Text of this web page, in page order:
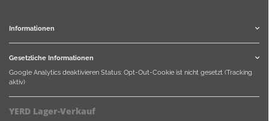
Informationen
Gesetzliche Informationen
Google Analytics deaktivieren Status: Opt-Out-Cookie ist nicht gesetzt (Tracking
aktiv)
YERD Lager-Verkauf